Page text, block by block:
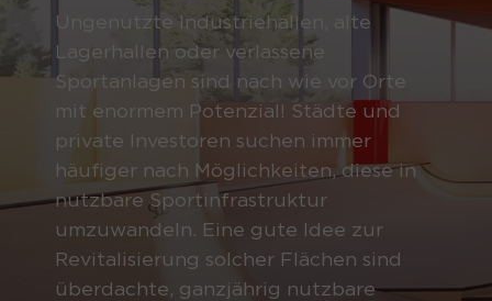
Ungenutzte Industriehallen, alte
Lagerhallen oder verlassene
Sportanlagen sind nach wie vor Orte
mit enormem Potenzial! Städte und
private Investoren suchen immer
häufiger nach Möglichkeiten, diese in
nutzbare Sportinfrastruktur
umzuwandeln. Eine gute Idee zur
Revitalisierung solcher Flächen sind
überdachte, ganzjährig nutzbare